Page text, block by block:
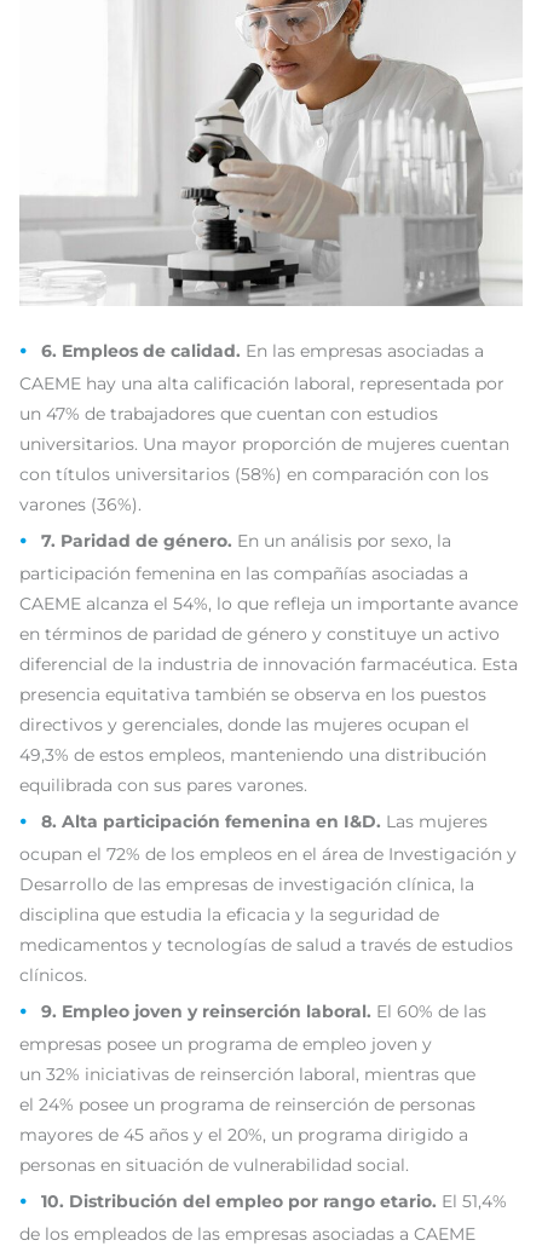
6. Empleos de calidad. En las empresas asociadas a
CAEME hay una alta calificación laboral, representada por
un 47% de trabajadores que cuentan con estudios
universitarios. Una mayor proporción de mujeres cuentan
con títulos universitarios (58%) en comparación con los
varones (36%).
7. Paridad de género. En un análisis por sexo, la
participación femenina en las compañías asociadas a
CAEME alcanza el 54%, lo que refleja un importante avance
en términos de paridad de género y constituye un activo
diferencial de la industria de innovación farmacéutica. Esta
presencia equitativa también se observa en los puestos
directivos y gerenciales, donde las mujeres ocupan el
49,3% de estos empleos, manteniendo una distribución
equilibrada con sus pares varones.
8. Alta participación femenina en I&D. Las mujeres
ocupan el 72% de los empleos en el área de Investigación y
Desarrollo de las empresas de investigación clínica, la
disciplina que estudia la eficacia y la seguridad de
medicamentos y tecnologías de salud a través de estudios
clínicos.
9. Empleo joven y reinserción laboral. El 60% de las
empresas posee un programa de empleo joven y
un 32% iniciativas de reinserción laboral, mientras que
el 24% posee un programa de reinserción de personas
mayores de 45 años y el 20%, un programa dirigido a
personas en situación de vulnerabilidad social.
10. Distribución del empleo por rango etario. El 51,4%
de los empleados de las empresas asociadas a CAEME